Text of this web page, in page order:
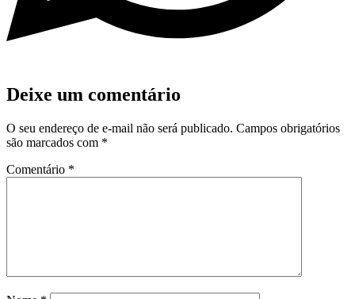
Deixe um comentário
O seu endereço de e-mail não será publicado. Campos obrigatórios
são marcados com *
Comentário *